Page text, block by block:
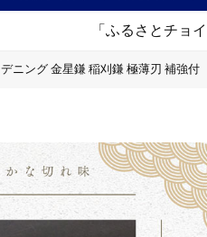
「ふるさとチョ
ニング 金星鎌 稲刈鎌 極薄刃 補強付